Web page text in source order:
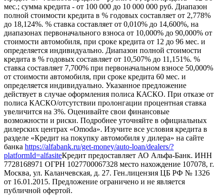
мес.; сумма кредита - от 100 000 до 10 000 000 руб. Диапазон
полной стоимости кредита в % годовых составляет от 2,778%
до 18,124%. % ставка составляет от 0,010% до 14,600%, на
диапазонах первоначального взноса от 10,000% до 90,000% от
стоимости автомобиля, при сроке кредита от 12 до 96 мес. и
определяется индивидуально. Диапазон полной стоимости
кредита в % годовых составляет от 10,507% до 11,151%. %
ставка составляет 7,700% при первоначальном взносе 50,000%
от стоимости автомобиля, при сроке кредита 60 мес. и
определяется индивидуально. Указанное предложение
действует в случае оформления полиса КАСКО. При отказе от
полиса КАСКО/отсутствии пролонгации процентная ставка
увеличится на 3%. Оценивайте свои финансовые
возможности и риски. Подробнее уточняйте в официальных
дилерских центрах «Omoda». Изучите все условия кредита в
разделе «Кредит на покупку автомобиля у дилера» на сайте
банка https://alfabank.ru/get-money/auto-loan/dealers/?
platformId=alfasiteКредит предоставляет АО Альфа-Банк. ИНН
7728168971 ОГРН 1027700067328 место нахождение 107078, г.
Москва, ул. Каланчевская, д. 27. Ген.лицензия ЦБ РФ № 1326
от 16.01.2015. Предложение ограничено и не является
публичной офертой.